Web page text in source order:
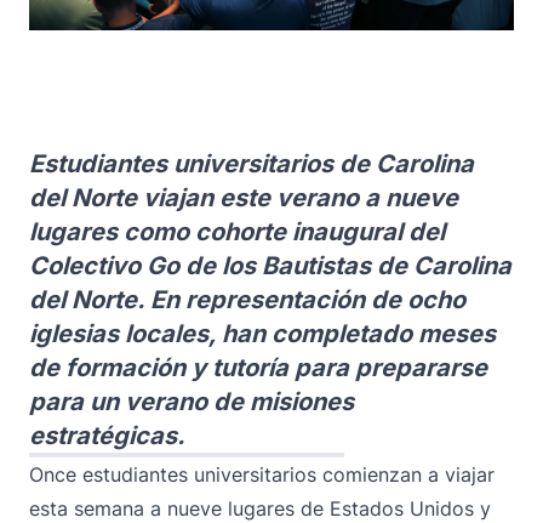
Estudiantes universitarios de Carolina
del Norte viajan este verano a nueve
lugares como cohorte inaugural del
Colectivo Go de los Bautistas de Carolina
del Norte. En representación de ocho
iglesias locales, han completado meses
de formación y tutoría para prepararse
para un verano de misiones
estratégicas.
Once estudiantes universitarios comienzan a viajar
esta semana a nueve lugares de Estados Unidos y